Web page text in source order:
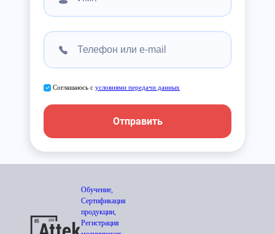
Соглашаюсь с условиями передачи данных
Отправить
Обучение,
Сертификация
продукции,
Регистрация